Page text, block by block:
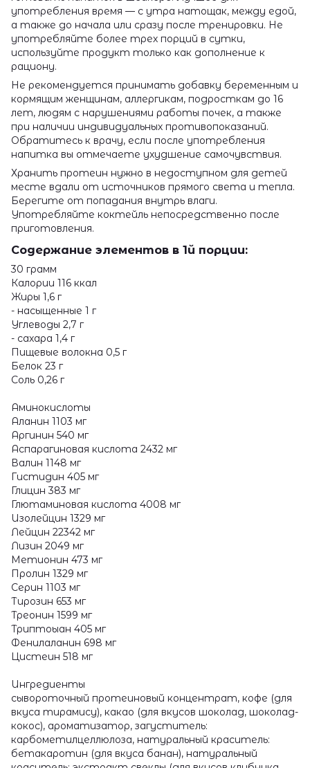
употребления время — с утра натощак, между едой,
а также до начала или сразу после тренировки. Не
употребляйте более трех порций в сутки,
используйте продукт только как дополнение к
рациону.
Не рекомендуется принимать добавку беременным и
кормящим женщинам, аллергикам, подросткам до 16
лет, людям с нарушениями работы почек, а также
при наличии индивидуальных противопоказаний.
Обратитесь к врачу, если после употребления
напитка вы отмечаете ухудшение самочувствия.
Хранить протеин нужно в недоступном для детей
месте вдали от источников прямого света и тепла.
Берегите от попадания внутрь влаги.
Употребляйте коктейль непосредственно после
приготовления.
Содержание элементов в 1й порции:
30 грамм
Калории 116 ккал
Жиры 1,6 г
- насыщенные 1 г
Углеводы 2,7 г
- сахара 1,4 г
Пищевые волокна 0,5 г
Белок 23 г
Соль 0,26 г
Аминокислоты
Аланин 1103 мг
Аргинин 540 мг
Аспарагиновая кислота 2432 мг
Валин 1148 мг
Гистидин 405 мг
Глицин 383 мг
Глютаминовая кислота 4008 мг
Изолейцин 1329 мг
Лейцин 22342 мг
Лизин 2049 мг
Метионин 473 мг
Пролин 1329 мг
Серин 1103 мг
Тирозин 653 мг
Треонин 1599 мг
Триптоыан 405 мг
Фенилаланин 698 мг
Цистеин 518 мг
Ингредиенты
сывороточный протеиновый концентрат, кофе (для
вкуса тирамису), какао (для вкусов шоколад, шоколад-
кокос), ароматизатор, загуститель:
карбометилцеллюлоза, натуральный краситель:
бетакаротин (для вкуса банан), натуральный